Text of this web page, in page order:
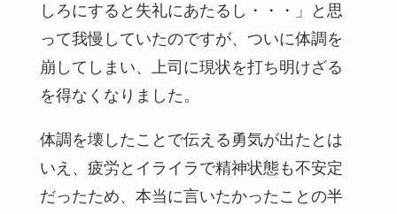
しろにすると失礼にあたるし・・・」と思
って我慢していたのですが、ついに体調を
崩してしまい、上司に現状を打ち明けざる
を得なくなりました。
体調を壊したことで伝える勇気が出たとは
いえ、疲労とイライラで精神状態も不安定
だったため、本当に言いたかったことの半